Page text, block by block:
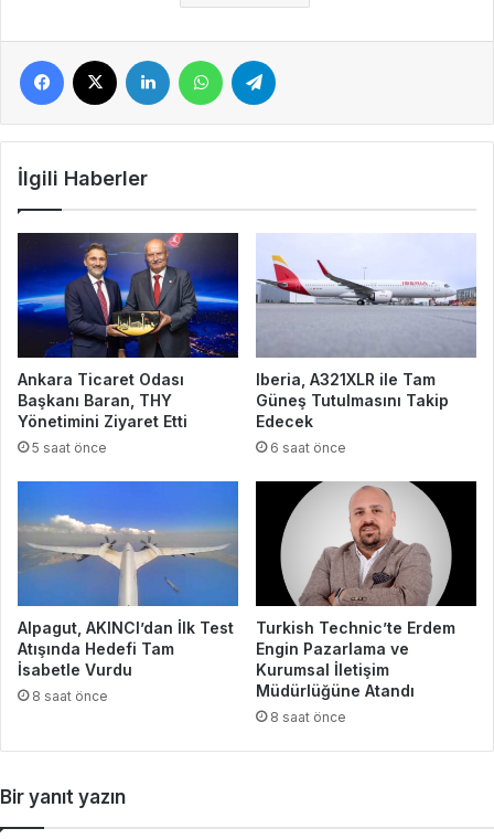
Facebook LinkedIn WhatsApp
İlgili Haberler
Ankara Ticaret Odası
Başkanı Baran, THY
Yönetimini Ziyaret Etti
5 saat önce
Iberia, A321XLR ile Tam
Güneş Tutulmasını Takip
Edecek
6 saat önce
Alpagut, AKINCI’dan İlk Test
Atışında Hedefi Tam
İsabetle Vurdu
8 saat önce
Turkish Technic’te Erdem
Engin Pazarlama ve
Kurumsal İletişim
Müdürlüğüne Atandı
8 saat önce
Bir yanıt yazın